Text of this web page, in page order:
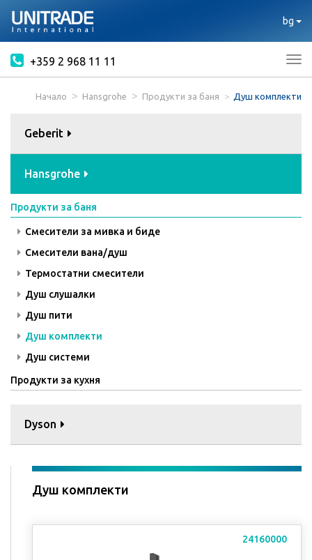
bg
+359 2 968 11 11
Начало Hansgrohe Продукти за баня Душ комплекти
Geberit
Hansgrohe
Продукти за баня
Смесители за мивка и биде
Смесители вана/душ
Термостатни смесители
Душ слушалки
Душ пити
Душ комплекти
Душ системи
Продукти за кухня
Dyson
Душ комплекти
24160000